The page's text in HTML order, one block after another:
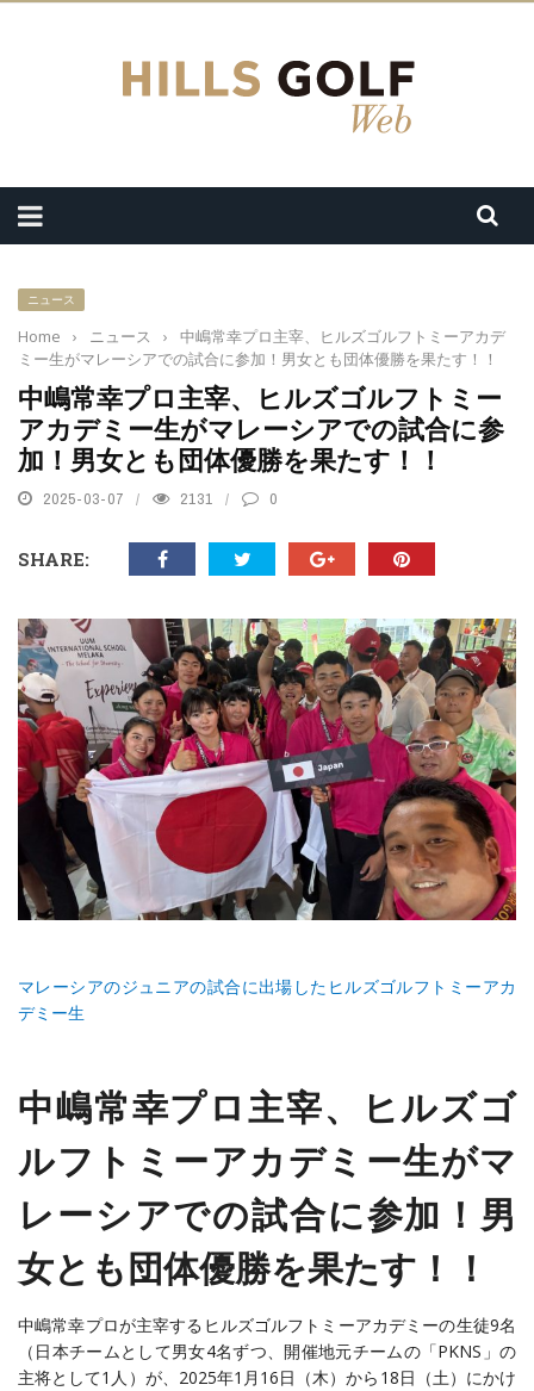
ニュース
Home › ニュース ›
中嶋常幸プロ主宰、ヒルズゴルフトミーアカデ
ミー生がマレーシアでの試合に参加！男女とも団体優勝を果たす！！
中嶋常幸プロ主宰、ヒルズゴルフトミー
アカデミー生がマレーシアでの試合に参
加！男女とも団体優勝を果たす！！
2025-03-07 2131 0
SHARE:
マレーシアのジュニアの試合に出場したヒルズゴルフトミーアカ
デミー生
中嶋常幸プロ主宰、ヒルズゴ
ルフトミーアカデミー生がマ
レーシアでの試合に参加！男
女とも団体優勝を果たす！！
中嶋常幸プロが主宰するヒルズゴルフトミーアカデミーの生徒9名
（日本チームとして男女4名ずつ、開催地元チームの「PKNS」の
主将として1人）が、2025年1月16日（木）から18日（土）にかけ